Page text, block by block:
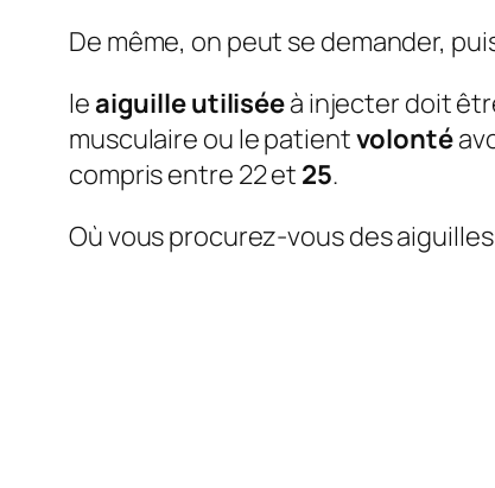
De même, on peut se demander,
leaiguille utiliséeà injecter doit
musculaire ou le patientvolonté
compris entre 22 et 25.
Où vous procurez-vous des